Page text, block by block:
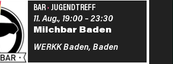
BAR· JUGENDTREFF
Milchbar Baden
11. Aug., 19:00 –23:30
WERKK Baden,Baden